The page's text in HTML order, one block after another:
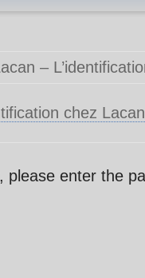
–
chez Lacan
enter the